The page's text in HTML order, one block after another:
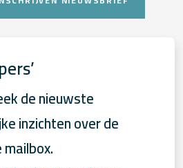
de nieuwste
inzichten over de